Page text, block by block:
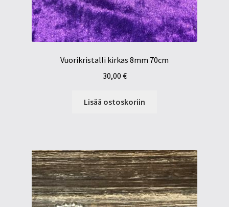
Vuorikristalli kirkas 8mm 70cm
30,00 €
Lisää ostoskoriin